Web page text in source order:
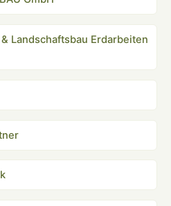
Landschaftsbau Erdarbeiten